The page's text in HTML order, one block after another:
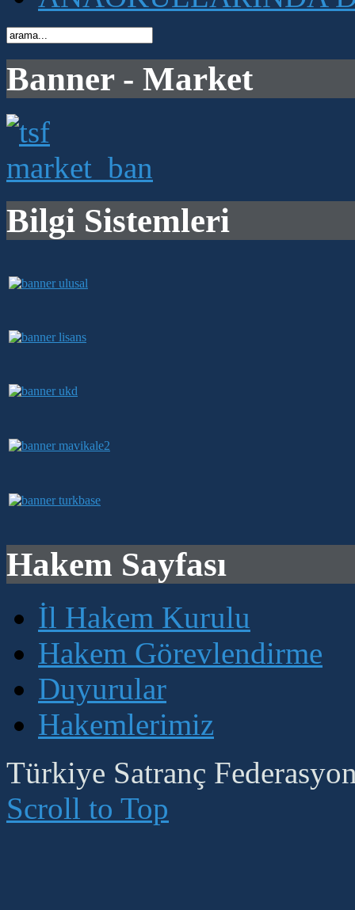
Banner - Market
Bilgi Sistemleri
Hakem Sayfası
İl Hakem Kurulu
Hakem Görevlendirme
Duyurular
Hakemlerimiz
Türkiye Satranç
Scroll to Top